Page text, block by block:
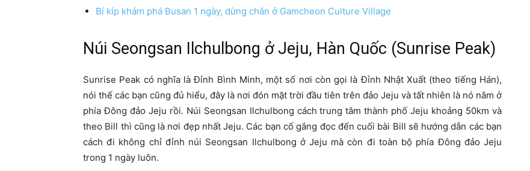
Bí kíp khám phá Busan 1 ngày, dừng chân ở Gamcheon Culture Village
Núi Seongsan Ilchulbong ở Jeju, Hàn Quốc (Sunrise Peak)
Sunrise Peak có nghĩa là Đỉnh Bình Minh, một số nơi còn gọi là Đỉnh Nhật Xuất (theo tiếng Hán),
nói thế các bạn cũng đủ hiểu, đây là nơi đón mặt trời đầu tiên trên đảo Jeju và tất nhiên là nó nằm ở
phía Đông đảo Jeju rồi. Núi Seongsan Ilchulbong cách trung tâm thành phố Jeju khoảng 50km và
theo Bill thì cũng là nơi đẹp nhất Jeju. Các bạn cố gắng đọc đến cuối bài Bill sẽ hướng dẫn các bạn
cách đi không chỉ đỉnh núi Seongsan Ilchulbong ở Jeju mà còn đi toàn bộ phía Đông đảo Jeju
trong 1 ngày luôn.